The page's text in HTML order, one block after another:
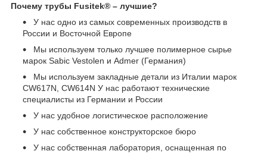
Почему трубы Fusitek® – лучшие?
У нас одно из самых современных производств в
России и Восточной Европе
Мы используем только лучшее полимерное сырье
марок Sabic Vestolen и Admer (Германия)
Мы используем закладные детали из Италии марок
CW617N, CW614N У нас работают технические
специалисты из Германии и России
У нас удобное логистическое расположение
У нас собственное конструкторское бюро
У нас собственная лаборатория, оснащенная по